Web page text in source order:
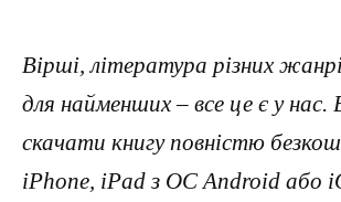
Вірші, література різних
для найменших – все це є у
скачати книгу повністю
iPhone, iPad з ОС Android або